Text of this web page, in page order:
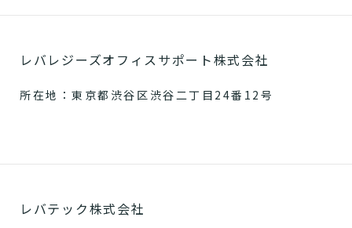
レバレジーズオフィスサポート株式会社
所在地：東京都渋谷区渋谷二丁目24番12号
レバテック株式会社